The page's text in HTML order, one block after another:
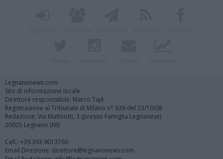
Legnanonews.com
Sito di informazione locale
Direttore responsabile: Marco Tajè
Registrazione al Tribunale di Milano n° 639 del 23/10/08
Redazione: Via Matteotti, 3 (presso Famiglia Legnanese)
20025 Legnano (MI)
Cell.: +39.393.9013760
Email Direzione: direttore@legnanonews.com